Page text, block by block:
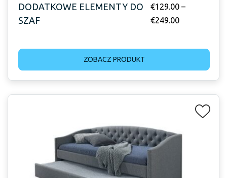
DODATKOWE ELEMENTY DO
SZAF
€129.00–
€249.00
ZOBACZ PRODUKT